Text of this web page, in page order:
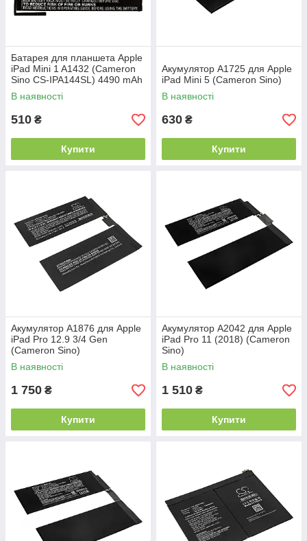
Батарея для планшета Apple
iPad Mini 1 A1432 (Cameron
Sino CS-IPA144SL) 4490 mAh
В наявності
510 ₴
Купити
Акумулятор A1725 для Apple
iPad Mini 5 (Cameron Sino)
В наявності
630 ₴
Купити
Акумулятор A1876 для Apple
iPad Pro 12.9 3/4 Gen
(Cameron Sino)
В наявності
1 750 ₴
Купити
Акумулятор A2042 для Apple
iPad Pro 11 (2018) (Cameron
Sino)
В наявності
1 510 ₴
Купити